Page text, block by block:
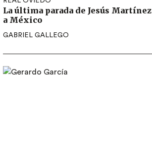
La última parada de Jesús
a México
GABRIEL GALLEGO